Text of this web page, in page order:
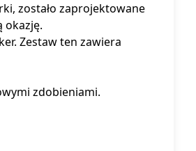
zostało zaprojektowane
okazję.
Zestaw ten zawiera
zdobieniami.